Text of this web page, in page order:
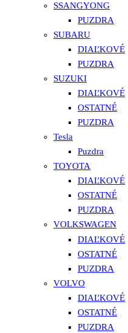
SSANGYONG
PUZDRA
SUBARU
DIAĽKOVÉ
PUZDRA
SUZUKI
DIAĽKOVÉ
OSTATNÉ
PUZDRA
Tesla
Puzdra
TOYOTA
DIAĽKOVÉ
OSTATNÉ
PUZDRA
VOLKSWAGEN
DIAĽKOVÉ
OSTATNÉ
PUZDRA
VOLVO
DIAĽKOVÉ
OSTATNÉ
PUZDRA